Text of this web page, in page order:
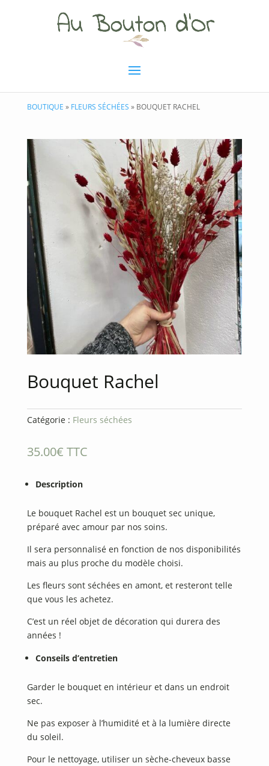
BOUTIQUE » FLEURS SÉCHÉES » BOUQUET RACHEL
Bouquet Rachel
Catégorie : Fleurs séchées
35.00€ TTC
Description
Le bouquet Rachel est un bouquet sec unique,
préparé avec amour par nos soins.
Il sera personnalisé en fonction de nos disponibilités
mais au plus proche du modèle choisi.
Les fleurs sont séchées en amont, et resteront telle
que vous les achetez.
C’est un réel objet de décoration qui durera des
années !
Conseils d’entretien
Garder le bouquet en intérieur et dans un endroit
sec.
Ne pas exposer à l’humidité et à la lumière directe
du soleil.
Pour le nettoyage, utiliser un sèche-cheveux basse